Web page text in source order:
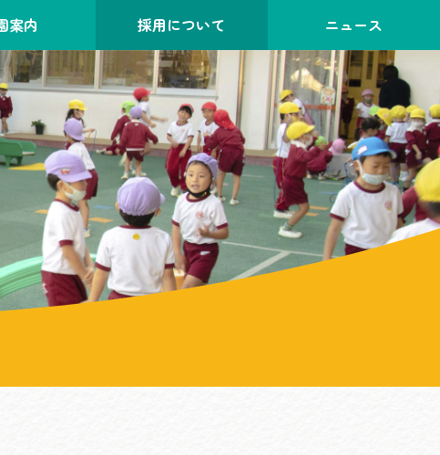
案内 採用について ニュース